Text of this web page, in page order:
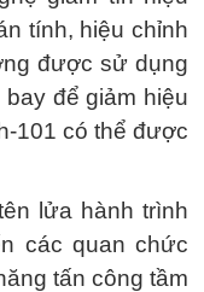
tính, hiệu chỉnh
được sử dụng
để giảm hiệu
101 có thể được
lửa hành trình
các quan chức
tấn công tầm